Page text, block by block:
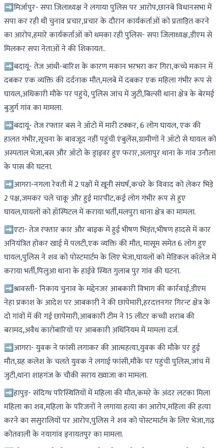
➡️मिर्जापुर- सपा जिलाध्यक्ष ने लगाया पुलिस पर आरोप,छानबे विधानसभा में
सपा कर रही थी चुनाव प्रचार,प्रचार के दौरान कार्यकर्ताओं को प्रताड़ित करने
का आरोप,हमारे कार्यकर्ताओं को धमका रही पुलिस- सपा जिलाध्यक्ष,डीएम से
मिलकर सपा नेताओं ने की शिकायत..
➡️बदायूं- तेज आंधी-बारिश के कारण मकान भरभरा कर गिरा,कच्चे मकान में
दबकर एक व्यक्ति की दर्दनाक मौत,मलबे में दबकर एक महिला गंभीर रूप से
घायल,अधिकारी मौके पर पहुंचे, पुलिस जांच में जुटी,बिल्सी थाना क्षेत्र के बेरमई
बुजुर्ग गांव का मामला.
➡️बदायूं- तेज रफ्तार बस ने ऑटो में मारी टक्कर, 6 लोग घायल, एक की
हालत गंभीर,सूचना के बावजूद नहीं पहुंची एंबुलेंस,ग्रामीणों ने ऑटो से घायल को
अस्पताल भेजा,बस और ऑटो के ड्राइवर हुए फरार,अलापुर थाना के गांव उनौला
के पास की घटना.
➡️आगरा-नगला रेवती में 2 पक्षों में खूनी संघर्ष,कचरे के विवाद को लेकर भिड़े
2 पक्ष,जमकर चले चाकू और हुई मारपीट,कई लोग गंभीर रूप से हुए
घायल,घायलों को हॉस्पिटल में कराया भर्ती,मलपुरा थाना क्षेत्र का मामला.
➡️एटा- तेज रफ्तार कार और बाइक में हुई भीषण भिड़ंत,भीषण हादसे में कार
अनियंत्रित होकर खाई में पलटी,एक व्यक्ति की मौत, मासूम समेत 6 लोग हुए
घायल,पुलिस ने शव को पोस्टमार्टम के लिए भेजा,घायलों को मेडिकल कॉलेज में
कराया भर्ती,पिलुआ थाना के हाईवे स्थित गुलाब पुर गांव की घटना.
➡️श्रावस्ती- निकाय चुनाव के मद्देनजर आबकारी विभाग की कार्रवाई,डीएम
नेहा प्रकाश के आदेश पर आबकारी ने की छापेमारी,हरदत्तनगर गिरन्ट क्षेत्र के
दो गांवों में की गई छापेमारी,आबकारी टीम ने 15 लीटर कच्ची शराब की
बरामद,अवैध कारोबारियों पर आबकारी अधिनियम में मामला दर्ज.
➡️आगरा- युवक ने फांसी लगाकर की आत्महत्या,युवक की मौके पर हुई
मौत,ग्रह कलेश के चलते युवक ने लगाई फांसी,मौके पर पहुंची पुलिस,जांच में
जुटी,थाना शाहगंज के चौकी सराय ख्वाजा का मामला.
➡️हापुड़- संदिग्ध परिस्थितियों में महिला की मौत,कमरे के अंदर लटका मिला
महिला का शव,महिला के परिजनों ने लगाया हत्या का आरोप,महिला की हत्या
करने का ससुरालियों पर आरोप,पुलिस ने शव को पोस्टमार्टम के लिए भेजा,ग़ढ़
कोतवाली के नयागांव इनायतपुर का मामला.